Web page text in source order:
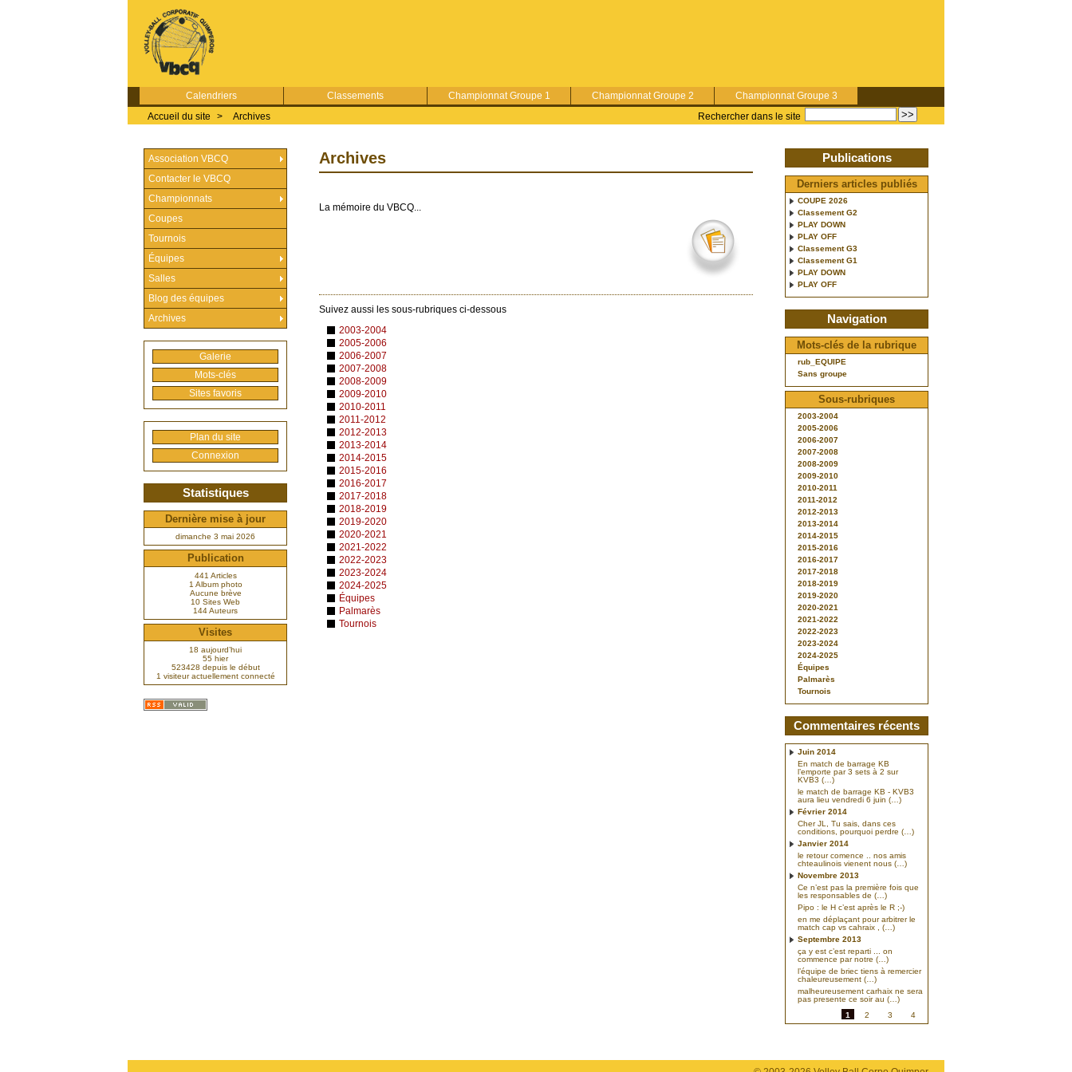
Calendriers Classements Championnat Groupe 1 Championnat Groupe 2
Championnat Groupe 3
Rechercher dans le site
Accueil du site > Archives
Archives
La mémoire du VBCQ...
Suivez aussi les sous-rubriques ci-dessous
2003-2004
2005-2006
2006-2007
2007-2008
2008-2009
2009-2010
2010-2011
2011-2012
2012-2013
2013-2014
2014-2015
2015-2016
2016-2017
2017-2018
2018-2019
2019-2020
2020-2021
2021-2022
2022-2023
2023-2024
2024-2025
Équipes
Palmarès
Tournois
Association VBCQ
Contacter le VBCQ
Championnats
Coupes
Tournois
Équipes
Salles
Blog des équipes
Archives
Galerie
Mots-clés
Sites favoris
Plan du site
Connexion
Statistiques
Dernière mise à jour
dimanche 3 mai 2026
Publication
441 Articles
1 Album photo
Aucune brève
10 Sites Web
144 Auteurs
Visites
18 aujourd’hui
55 hier
523428 depuis le début
1 visiteur actuellement connecté
Publications
Derniers articles publiés
COUPE 2026
Classement G2
PLAY DOWN
PLAY OFF
Classement G3
Classement G1
PLAY DOWN
PLAY OFF
Navigation
Mots-clés de la rubrique
rub_EQUIPE
Sans groupe
Sous-rubriques
2003-2004
2005-2006
2006-2007
2007-2008
2008-2009
2009-2010
2010-2011
2011-2012
2012-2013
2013-2014
2014-2015
2015-2016
2016-2017
2017-2018
2018-2019
2019-2020
2020-2021
2021-2022
2022-2023
2023-2024
2024-2025
Équipes
Palmarès
Tournois
Commentaires récents
Juin 2014
En match de barrage KB
l’emporte par 3 sets à 2 sur
KVB3 (…)
le match de barrage KB - KVB3
aura lieu vendredi 6 juin (…)
Février 2014
Cher JL, Tu sais, dans ces
conditions, pourquoi perdre (…)
Janvier 2014
le retour comence .. nos amis
chteaulinois vienent nous (…)
Novembre 2013
Ce n’est pas la première fois que
les responsables de (…)
Pipo : le H c’est après le R ;-)
en me déplaçant pour arbitrer le
match cap vs cahraix , (…)
Septembre 2013
ça y est c’est reparti ... on
commence par notre (…)
l’équipe de briec tiens à remercier
chaleureusement (…)
malheureusement carhaix ne sera
pas presente ce soir au (…)
1
2 3 4